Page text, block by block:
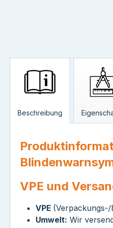
Beschreibung
VPE und
VPE (Verpackungs-/
Umwelt: Wir